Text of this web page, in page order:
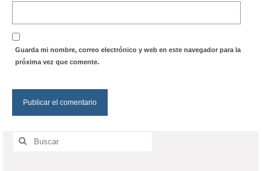
Guarda mi nombre, correo electrónico y web en este navegador para la
próxima vez que comente.
Buscar